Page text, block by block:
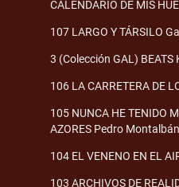
CALENDARIO DE MIS
107 LARGO Y TÁRSILO
3 (Colección GAL) BEATS
106 LA CARRETERA DE
105 NUNCA HE TENIDO
AZORES Pedro
104 EL VENENO EN EL
103 ARCHIVOS DE